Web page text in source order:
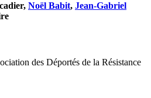
Noël Babit, Jean-Gabriel
des Déportés de la Résistance